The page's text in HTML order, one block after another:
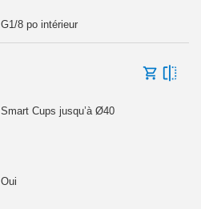
G1/8 po intérieur
Smart Cups jusqu’à Ø40
Oui